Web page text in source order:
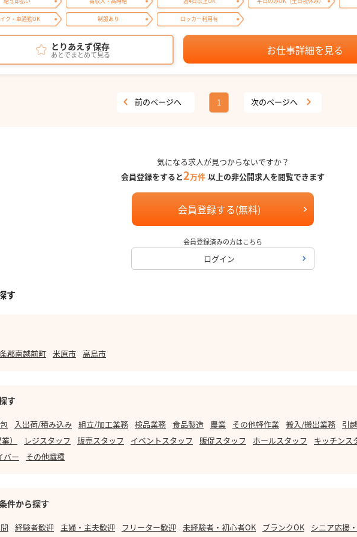
ク・車通勤OK 制服あり ロッカー利用有
とりあえず保存
あとでまとめて見る お仕事詳細を見る
前のページへ 1 次のページへ
気になる求人が見つからないですか？
会員登録をすると2万件 以上の非公開求人を閲覧できます
会員登録する(無料)
会員登録済みの方はこちら
ログイン
す
郡南越前町 米原市 高島市
す
入出荷/積み込み 組立/加工業務 検品業務 食品製造 農業 その他軽作業 搬入/搬出業務
引
）
レジスタッフ 販売スタッフ イベントスタッフ 販促スタッフ ホールスタッフ
キッチンス
バー その他職種
件から探す
経験者歓迎 主婦・主夫歓迎 フリーター歓迎 未経験者・初心者OK ブランクOK シニア応援